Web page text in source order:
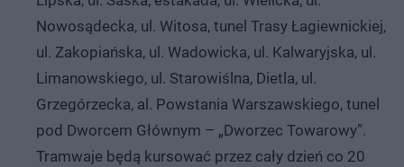
Nowosądecka, ul. Witosa, tunel Trasy Łagiewnickiej,
ul. Zakopiańska, ul. Wadowicka, ul. Kalwaryjska, ul.
Limanowskiego, ul. Starowiślna, Dietla, ul.
Grzegórzecka, al. Powstania Warszawskiego, tunel
pod Dworcem Głównym – „Dworzec Towarowy”.
Tramwaje będą kursować przez cały dzień co 20